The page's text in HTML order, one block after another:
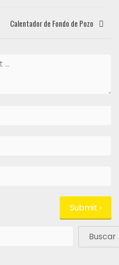
Calentador de Fondo de Pozo
Buscar